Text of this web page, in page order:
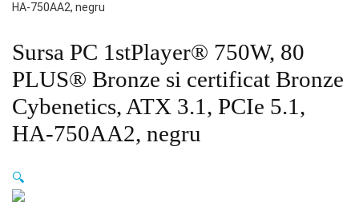
HA-750AA2, negru
Sursa PC 1stPlayer® 750W, 80
PLUS® Bronze si certificat Bronze
Cybenetics, ATX 3.1, PCIe 5.1,
HA-750AA2, negru
🔍